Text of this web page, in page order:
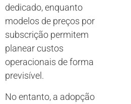
dedicado, enquanto
modelos de preços por
subscrição permitem
planear custos
operacionais de forma
previsível.
No entanto, a adopção